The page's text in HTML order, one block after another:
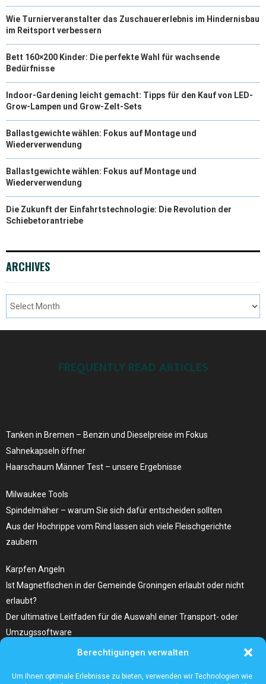
Berechtigungen verwalten
Um Ihnen optimale Erlebnisse zu bieten, verwenden wir Technologien wie
Wie Turnierveranstalter das Zuschauererlebnis im Hindernisbau
im Reitsport verbessern
Bett 160×200 Kinder: Die perfekte Wahl für wachsende
Bedürfnisse
Indoor-Gardening leicht gemacht: Tipps für den Kauf von LED-
Grow-Lampen und Grow-Zelt-Sets
Ballastgewichte wählen: Fokus auf Montage und
Wiederverwendung
Ballastgewichte wählen: Fokus auf Montage und
Wiederverwendung
Die Zukunft der Einfahrtstechnologie: Die Revolution der
Schiebetorantriebe
ARCHIVES
FREQUENTLY READ ARTICLES
Tanken in Bremen – Benzin und Dieselpreise ​im Fokus
Sahnekapseln öffner
Haarschaum Männer Test – unsere Ergebnisse
Milwaukee Tools
Spindelmäher – warum Sie sich dafür entscheiden sollten
Aus der Hochrippe vom Rind lassen sich viele Fleischgerichte
zaubern
Karpfen Angeln
Ist Magnetfischen in der Gemeinde Groningen erlaubt oder nicht
erlaubt?
Der ultimative Leitfaden für die Auswahl einer Transport- oder
Umzugssoftware
Was Sie Über Infrarot Dörrautomat Wissen Sollten
Tolle Fotocollagen selber gestalten